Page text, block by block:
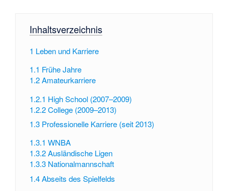
Inhaltsverzeichnis
1 Leben und Karriere
1.1 Frühe Jahre
1.2Amateurkarriere
1.2.1 High School (2007–2009)
1.2.2College (2009–2013)
1.3 Professionelle Karriere (seit 2013)
1.3.1 WNBA
1.3.2Ausländische Ligen
1.3.3 Nationalmannschaft
1.4Abseits des Spielfelds